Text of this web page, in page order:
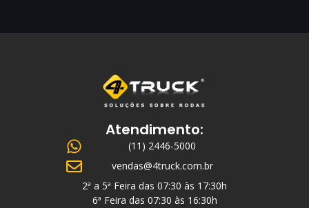
Atendimento:
(11) 2446-5000
vendas@4truck.com.br
2ª a 5ª Feira das 07:30 às 17:30h
6ª Feira das 07:30 às 16:30h